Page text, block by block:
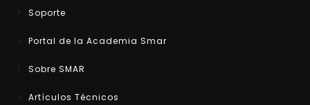
Soporte
Portal de la Academia Smar
Sobre SMAR
Artículos Técnicos